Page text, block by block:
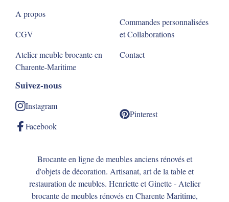
A propos
CGV
Atelier meuble brocante en
Charente-Maritime
Commandes personnalisées
et Collaborations
Contact
Suivez-nous
Instagram
Facebook
Pinterest
Brocante en ligne de meubles anciens rénovés et
d'objets de décoration. Artisanat, art de la table et
restauration de meubles. Henriette et Ginette - Atelier
brocante de meubles rénovés en Charente Maritime,